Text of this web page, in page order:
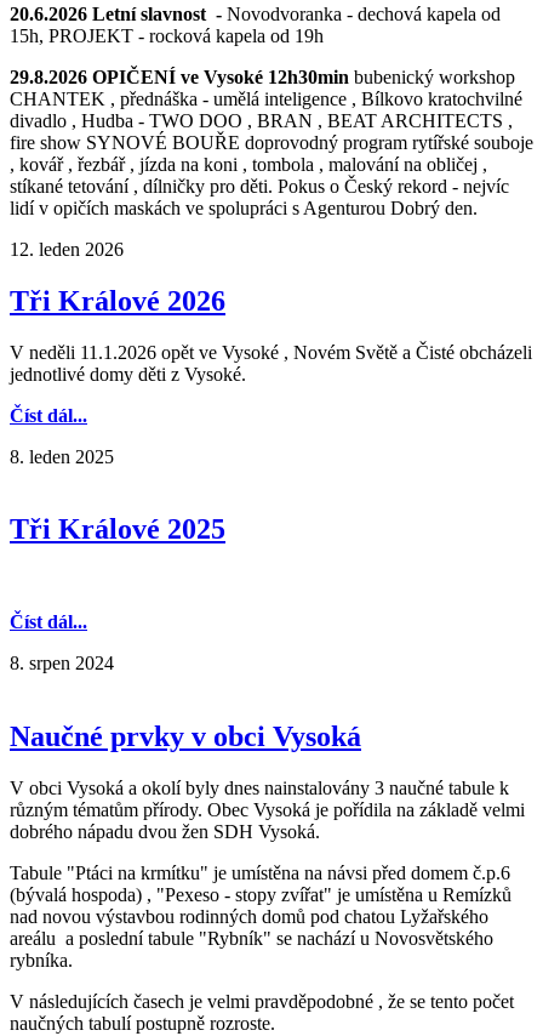
20.6.2026 Letní slavnost - Novodvoranka - dechová kapela od
15h, PROJEKT - rocková kapela od 19h
29.8.2026 OPIČENÍ ve Vysoké 12h30min bubenický workshop
CHANTEK , přednáška - umělá inteligence , Bílkovo kratochvilné
divadlo , Hudba - TWO DOO , BRAN , BEAT ARCHITECTS ,
fire show SYNOVÉ BOUŘE doprovodný program rytířské souboje
, kovář , řezbář , jízda na koni , tombola , malování na obličej ,
stíkané tetování , dílničky pro děti. Pokus o Český rekord - nejvíc
lidí v opičích maskách ve spolupráci s Agenturou Dobrý den.
12. leden 2026
Tři Králové 2026
V neděli 11.1.2026 opět ve Vysoké , Novém Světě a Čisté obcházeli
jednotlivé domy děti z Vysoké.
Číst dál...
8. leden 2025
Tři Králové 2025
Číst dál...
8. srpen 2024
Naučné prvky v obci Vysoká
V obci Vysoká a okolí byly dnes nainstalovány 3 naučné tabule k
různým tématům přírody. Obec Vysoká je pořídila na základě velmi
dobrého nápadu dvou žen SDH Vysoká.
Tabule "Ptáci na krmítku" je umístěna na návsi před domem č.p.6
(bývalá hospoda) , "Pexeso - stopy zvířat" je umístěna u Remízků
nad novou výstavbou rodinných domů pod chatou Lyžařského
areálu a poslední tabule "Rybník" se nachází u Novosvětského
rybníka.
V následujících časech je velmi pravděpodobné , že se tento počet
naučných tabulí postupně rozroste.